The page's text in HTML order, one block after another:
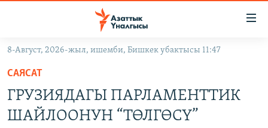
Навигацияга
өтүңүз
Издөөгө
салыңызКЫРГЫЗСТАН
ДҮЙНӨ
8-Август, 2026-жыл, ишемби, Бишкек убактысы 11:47
САЯСАТ
ГРУЗИЯДАГЫ ПАРЛАМЕНТТИК
ШАЙЛООНУН “ТӨЛГӨСҮ”